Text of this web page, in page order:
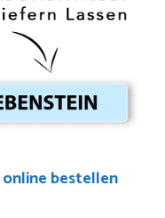
bestellen